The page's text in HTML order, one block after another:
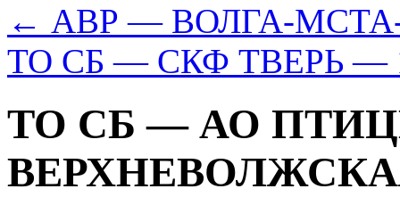
← АВР — ВОЛГА-
ТО СБ — СКФ ТВЕРЬ —
ТО СБ — АО